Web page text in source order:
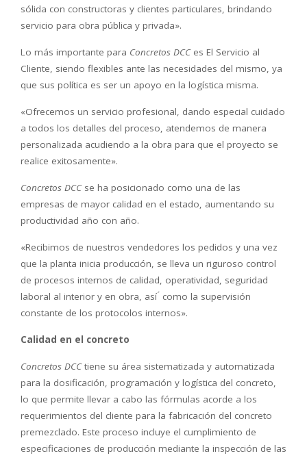
sólida con constructoras y clientes particulares, brindando
servicio para obra pública y privada».
Lo más importante para Concretos DCCes El Servicio al
Cliente, siendo flexibles ante las necesidades del mismo, ya
que sus política es ser un apoyo en la logística misma.
«Ofrecemos un servicio profesional, dando especial cuidado
a todos los detalles del proceso, atendemos de manera
personalizada acudiendo a la obra para que el proyecto se
realice exitosamente».
Concretos DCCse ha posicionado como una de las
empresas de mayor calidad en el estado, aumentando su
productividad año con año.
«Recibimos de nuestros vendedores los pedidos y una vez
que la planta inicia producción, se lleva un riguroso control
de procesos internos de calidad, operatividad, seguridad
laboral al interior y en obra, así ́ como la supervisión
constante de los protocolos internos».
Calidad en el concreto
Concretos DCCtiene su área sistematizada y automatizada
para la dosificación, programación y logística del concreto,
lo que permite llevar a cabo las fórmulas acorde a los
requerimientos del cliente para la fabricación del concreto
premezclado. Este proceso incluye el cumplimiento de
especificaciones de producción mediante la inspección de las